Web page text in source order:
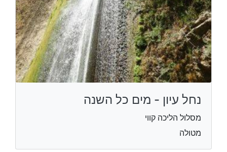
נחל עיון - מים כל השנה
מסלול הליכה קווי
מטולה